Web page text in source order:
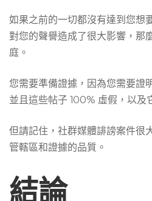
如果之前的一切都沒有達到您想
對您的聲譽造成了很大影響，那
庭。
您需要準備證據，因為您需要證
並且這些帖子 100% 虛假，以及
但請記住，社群媒體誹謗案件很
管轄區和證據的品質。
結論